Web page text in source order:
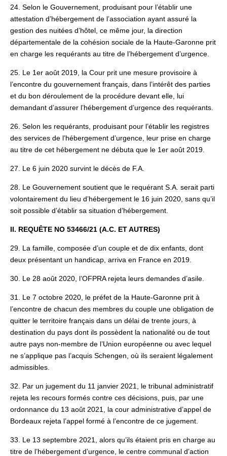
24. Selon le Gouvernement, produisant pour l’établir une
attestation d’hébergement de l’association ayant assuré la
gestion des nuitées d’hôtel, ce même jour, la direction
départementale de la cohésion sociale de la Haute‑Garonne prit
en charge les requérants au titre de l’hébergement d’urgence.
25. Le 1er août 2019, la Cour prit une mesure provisoire à
l’encontre du gouvernement français, dans l’intérêt des parties
et du bon déroulement de la procédure devant elle, lui
demandant d’assurer l’hébergement d’urgence des requérants.
26. Selon les requérants, produisant pour l’établir les registres
des services de l’hébergement d’urgence, leur prise en charge
au titre de cet hébergement ne débuta que le 1er août 2019.
27. Le 6 juin 2020 survint le décès de F.A.
28. Le Gouvernement soutient que le requérant S.A. serait parti
volontairement du lieu d’hébergement le 16 juin 2020, sans qu’il
soit possible d’établir sa situation d’hébergement.
II. REQUÊTE NO 53466/21 (A.C. ET AUTRES)
29. La famille, composée d’un couple et de dix enfants, dont
deux présentant un handicap, arriva en France en 2019.
30. Le 28 août 2020, l’OFPRA rejeta leurs demandes d’asile.
31. Le 7 octobre 2020, le préfet de la Haute-Garonne prit à
l’encontre de chacun des membres du couple une obligation de
quitter le territoire français dans un délai de trente jours, à
destination du pays dont ils possèdent la nationalité ou de tout
autre pays non-membre de l’Union européenne ou avec lequel
ne s’applique pas l’acquis Schengen, où ils seraient légalement
admissibles.
32. Par un jugement du 11 janvier 2021, le tribunal administratif
rejeta les recours formés contre ces décisions, puis, par une
ordonnance du 13 août 2021, la cour administrative d’appel de
Bordeaux rejeta l’appel formé à l’encontre de ce jugement.
33. Le 13 septembre 2021, alors qu’ils étaient pris en charge au
titre de l’hébergement d’urgence, le centre communal d’action